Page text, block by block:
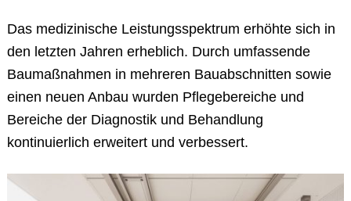
Das medizinische Leistungsspektrum erhöhte sich in
den letzten Jahren erheblich. Durch umfassende
Baumaßnahmen in mehreren Bauabschnitten sowie
einen neuen Anbau wurden Pflegebereiche und
Bereiche der Diagnostik und Behandlung
kontinuierlich erweitert und verbessert.